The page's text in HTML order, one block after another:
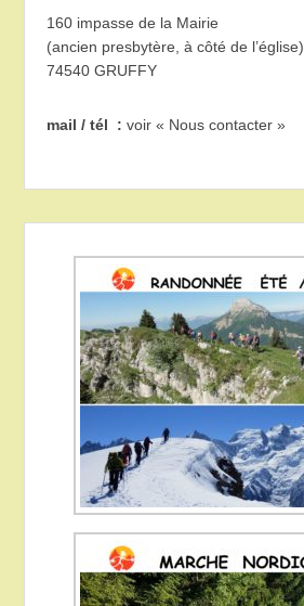
160 impasse de la Mairie
(ancien presbytère, à côté de l’église)
74540 GRUFFY
mail / tél :voir « Nous contacter »